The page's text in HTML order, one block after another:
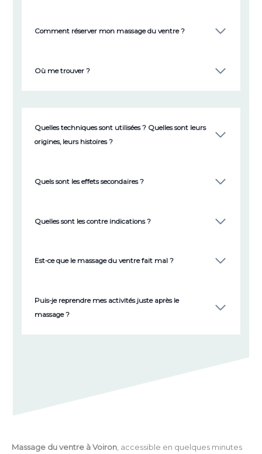
Comment réserver mon massage du ventre ?
Où me trouver ?
Quelles techniques sont utilisées ? Quelles sont leurs
origines, leurs histoires ?
Quels sont les effets secondaires ?
Quelles sont les contre indications ?
Est-ce que le massage du ventre fait mal ?
Puis-je reprendre mes activités juste après le
massage ?
Massage du ventre à Voiron, accessible en quelques minutes